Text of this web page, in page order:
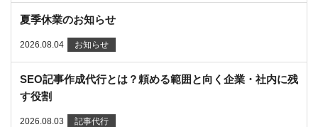
夏季休業のお知らせ
2026.08.04 お知らせ
SEO記事作成代行とは？頼める範囲と向く企業・社内に残
す役割
2026.08.03 記事代行